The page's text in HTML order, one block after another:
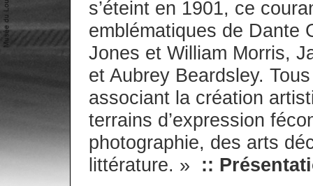
s’éteint en 1901, ce
emblématiques de Dante
Jones et William Morris,
et Aubrey Beardsley.
associant la création
terrains d’expression
photographie, des arts
littérature. »
::